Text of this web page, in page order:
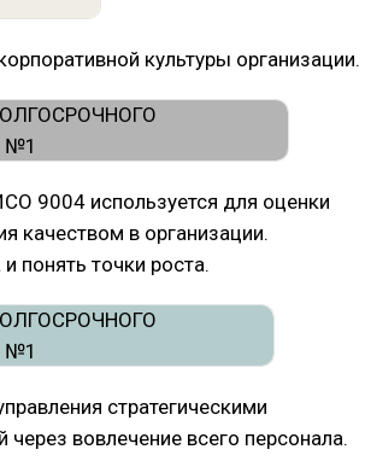
культуры организации.
9004 используется для оценки
качеством в организации.
понять точки роста.
стратегическими
вовлечение всего персонала.